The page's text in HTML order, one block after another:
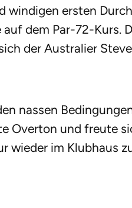
windigen ersten
auf dem Par-72-Kurs.
der Australier
nassen
Overton und freute
wieder im Klubhaus